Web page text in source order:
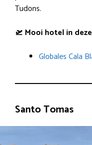
Tudons.
🛫 Mooi hotel in
Globales Cala
Santo Tomas